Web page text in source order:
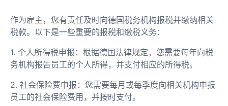
作为雇主，您有责任及时向德国税务机构报税并缴纳相关
税款。以下是一些重要的报税和缴税义务：
1. 个人所得税申报：根据德国法律规定，您需要每年向税
务机构报告员工的个人所得，并支付相应的所得税。
2. 社会保险费申报：您需要每月或每季度向相关机构申报
员工的社会保险费用，并按时支付。